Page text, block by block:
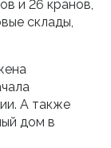
и 26 кранов,
склады,
А также
дом в